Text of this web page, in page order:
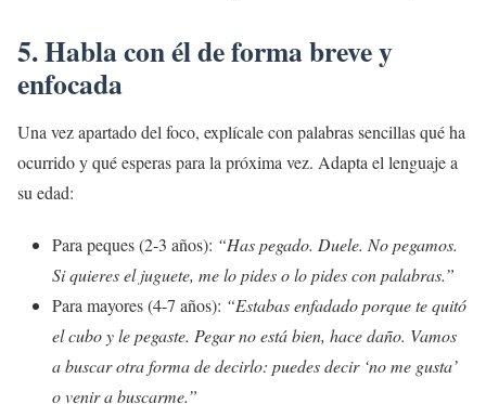
5. Habla con él de forma breve y
enfocada
Una vez apartado del foco, explícale con palabras sencillas qué ha
ocurrido y qué esperas para la próxima vez. Adapta el lenguaje a
su edad:
Para peques (2-3 años): “Has pegado. Duele. No pegamos.
Si quieres el juguete, me lo pides o lo pides con palabras.”
Para mayores (4-7 años): “Estabas enfadado porque te quitó
el cubo y le pegaste. Pegar no está bien, hace daño. Vamos
a buscar otra forma de decirlo: puedes decir ‘no me gusta’
o venir a buscarme.”